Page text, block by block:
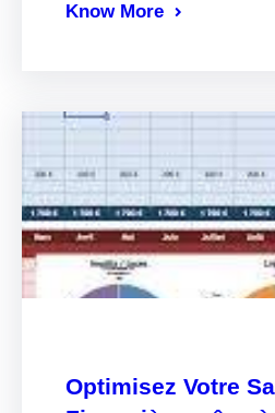
Know More
Optimisez Votre